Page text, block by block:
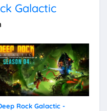
Galactic
Rock Galactic -